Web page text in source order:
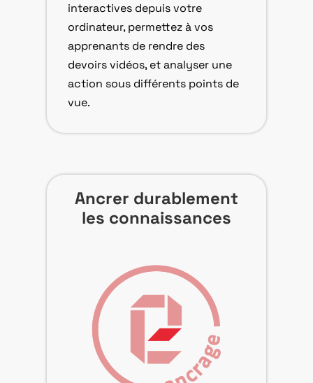
interactives depuis votre
ordinateur, permettez à vos
apprenants de rendre des
devoirs vidéos, et analyser une
action sous différents points de
vue.
Ancrer durablement
les connaissances